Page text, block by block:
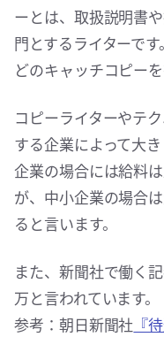
ーとは、取扱説明書
門とするライターで
どのキャッチコピー
コピーライターやテ
する企業によって大
企業の場合には給料
が、中小企業の場合
ると言います。
また、新聞社で働く
万と言われています。
参考：朝日新聞社 『